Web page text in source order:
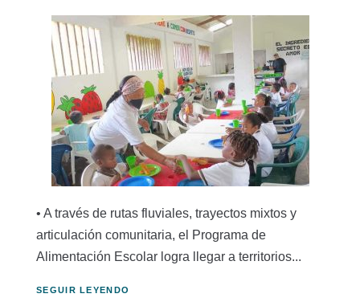
• A través de rutas fluviales, trayectos mixtos y
articulación comunitaria, el Programa de
Alimentación Escolar logra llegar a territorios...
SEGUIR LEYENDO